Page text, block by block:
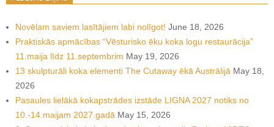
Novēlam saviem lasītājiem labi nolīgot! June 18, 2026
Praktiskās apmācības “Vēsturisko ēku koka logu restaurācija”
11.maija līdz 11.septembrim May 19, 2026
13 skulpturāli koka elementi The Cutaway ēkā Austrālijā May 18,
2026
Pasaules lielākā kokapstrādes izstāde LIGNA 2027 notiks no
10.-14.maijam 2027.gadā May 15, 2026